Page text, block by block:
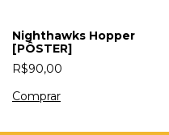
Nighthawks Hopper
[PÔSTER]
R$90,00